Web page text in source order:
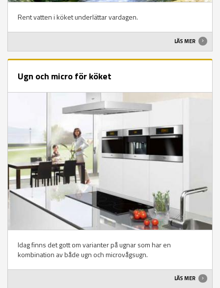
Rent vatten i köket underlättar vardagen.
LÄS MER
Ugn och micro för köket
Idag finns det gott om varianter på ugnar som har en
kombination av både ugn och microvågsugn.
LÄS MER